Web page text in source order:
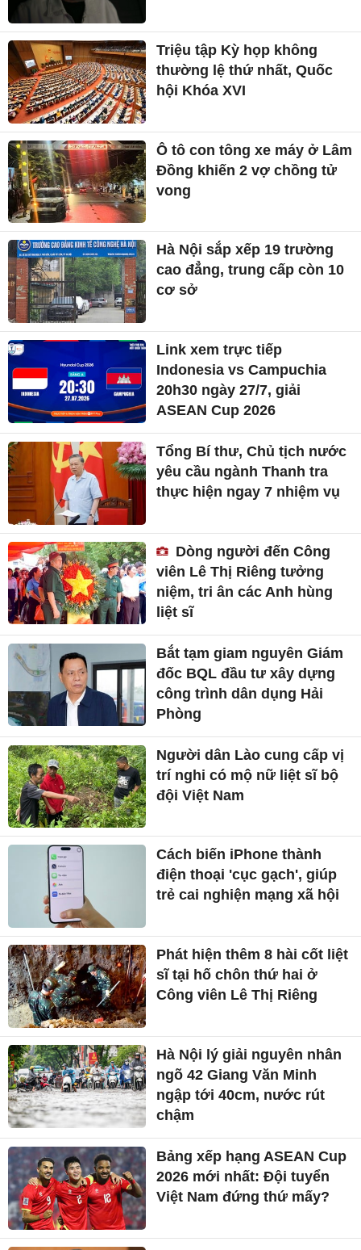
Triệu tập Kỳ họp không
thường lệ thứ nhất, Quốc
hội Khóa XVI
Ô tô con tông xe máy ở Lâm
Đồng khiến 2 vợ chồng tử
vong
Hà Nội sắp xếp 19 trường
cao đẳng, trung cấp còn 10
cơ sở
Link xem trực tiếp
Indonesia vs Campuchia
20h30 ngày 27/7, giải
ASEAN Cup 2026
Tổng Bí thư, Chủ tịch nước
yêu cầu ngành Thanh tra
thực hiện ngay 7 nhiệm vụ
Dòng người đến Công
viên Lê Thị Riêng tưởng
niệm, tri ân các Anh hùng
liệt sĩ
Bắt tạm giam nguyên Giám
đốc BQL đầu tư xây dựng
công trình dân dụng Hải
Phòng
Người dân Lào cung cấp vị
trí nghi có mộ nữ liệt sĩ bộ
đội Việt Nam
Cách biến iPhone thành
điện thoại 'cục gạch', giúp
trẻ cai nghiện mạng xã hội
Phát hiện thêm 8 hài cốt liệt
sĩ tại hố chôn thứ hai ở
Công viên Lê Thị Riêng
Hà Nội lý giải nguyên nhân
ngõ 42 Giang Văn Minh
ngập tới 40cm, nước rút
chậm
Bảng xếp hạng ASEAN Cup
2026 mới nhất: Đội tuyển
Việt Nam đứng thứ mấy?